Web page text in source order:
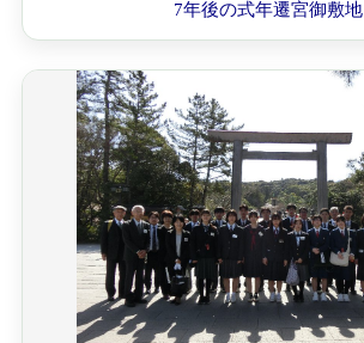
7年後の式年遷宮御敷地